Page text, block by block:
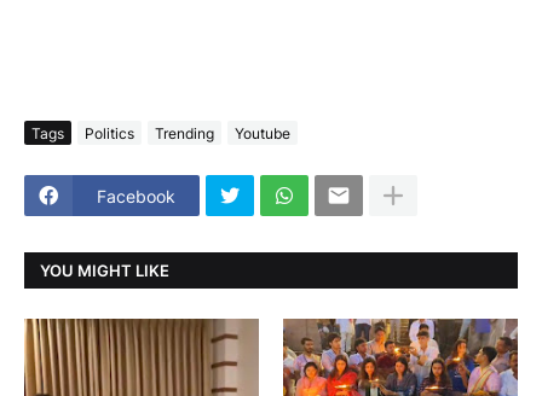
Tags Politics Trending Youtube
Facebook
YOU MIGHT LIKE